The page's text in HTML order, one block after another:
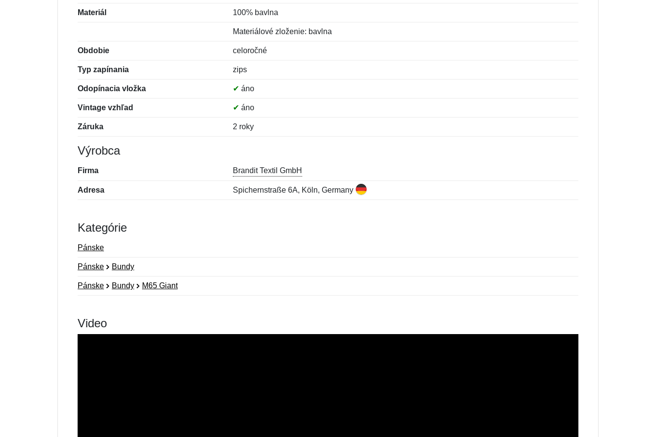
Materiál 100% bavlna
Materiálové zloženie: bavlna
Obdobie celoročné
Typ zapínania zips
Odopínacia vložka ✔ áno
Vintage vzhľad ✔ áno
Záruka 2 roky
Výrobca
Firma Brandit Textil GmbH
Adresa Spichernstraße 6A, Köln, Germany
Kategórie
Pánske
Pánske Bundy
Pánske Bundy M65 Giant
Video